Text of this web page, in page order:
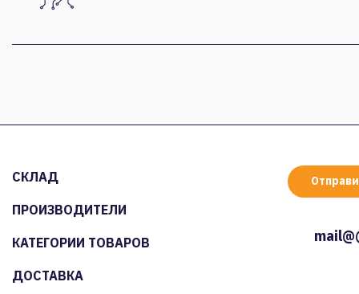
СКЛАД
ПРОИЗВОДИТЕЛИ
КАТЕГОРИИ ТОВАРОВ
ДОСТАВКА